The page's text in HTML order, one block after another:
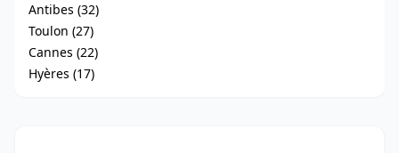
Antibes (32)
Toulon (27)
Cannes (22)
Hyères (17)